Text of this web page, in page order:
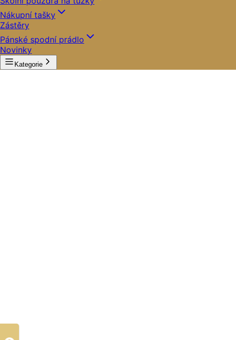
Nákupní tašky
Zástěry
Pánské spodní prádlo
Novinky
Kategorie